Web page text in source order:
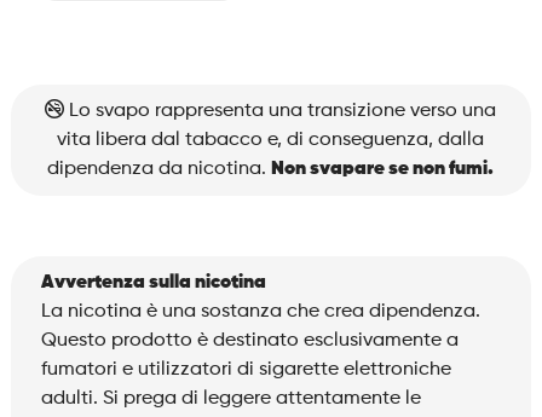
Champagne
quantità
Lo svapo rappresenta una transizione verso una
vita libera dal tabacco e, di conseguenza, dalla
dipendenza da nicotina. Non svapare se non fumi.
Avvertenza sulla nicotina
La nicotina è una sostanza che crea dipendenza.
Questo prodotto è destinato esclusivamente a
fumatori e utilizzatori di sigarette elettroniche
adulti. Si prega di leggere attentamente le